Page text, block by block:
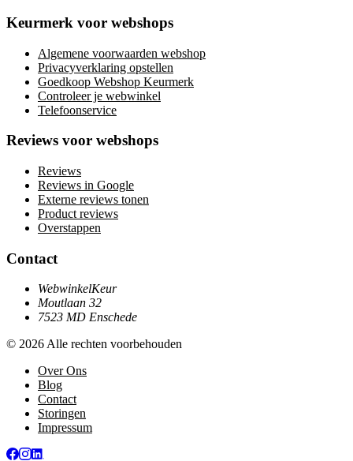
Keurmerk voor webshops
Algemene voorwaarden webshop
Privacyverklaring opstellen
Goedkoop Webshop Keurmerk
Controleer je webwinkel
Telefoonservice
Reviews voor webshops
Reviews
Reviews in Google
Externe reviews tonen
Product reviews
Overstappen
Contact
WebwinkelKeur
Moutlaan 32
7523 MD Enschede
© 2026 Alle rechten voorbehouden
Over Ons
Blog
Contact
Storingen
Impressum